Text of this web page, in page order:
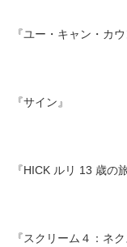
『ユー・キャン・カ
『サイン』
『HICK ルリ 13 歳の旅
『スクリーム４：ネ